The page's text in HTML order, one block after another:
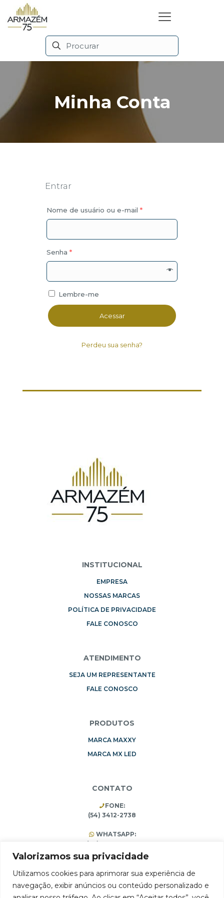
Valorizamos sua privacidade
Utilizamos cookies para aprimorar sua experiência de
navegação, exibir anúncios ou conteúdo personalizado e
Minha Conta
Entrar
Nome de usuário ou e-mail*
Senha*
Lembre-me
Acessar
Perdeu sua senha?
INSTITUCIONAL
EMPRESA
NOSSAS MARCAS
POLÍTICA DE PRIVACIDADE
FALE CONOSCO
ATENDIMENTO
SEJA UM REPRESENTANTE
FALE CONOSCO
PRODUTOS
MARCA MAXXY
MARCA MX LED
CONTATO
FONE:
(54) 3412-2738
WHATSAPP:
(54) 99196-3453
(54) 3412-1473
ARMAZÉM 75 Comércio e Importação Ltda.